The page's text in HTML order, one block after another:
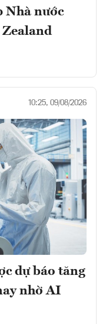
Nhà nước
10:25, 09/08/2026
dự báo tăng
nhờ AI